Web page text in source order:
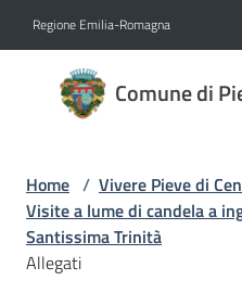
Regione Emilia-Romagna
Comune di
Comune
di Pieve
Amministrazione
Home / Vivere Pieve di
Visite a lume di candela a
Santissima Trinità
Allegati